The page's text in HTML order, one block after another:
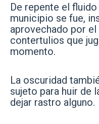
De repente el
municipio se fue,
aprovechado por
contertulios que
momento.
La oscuridad
sujeto para huir de
dejar rastro alguno.